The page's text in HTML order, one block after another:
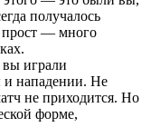
получалось
прост — много
вы играли
и нападении. Не
не приходится. Но
форме,